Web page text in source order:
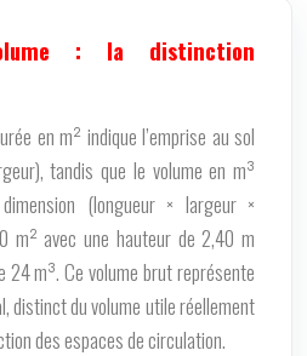
: la distinction
en m² indique l’emprise au sol
tandis que le volume en m³
(longueur × largeur ×
m² avec une hauteur de 2,40 m
24 m³. Ce volume brut représente
distinct du volume utile réellement
des espaces de circulation.